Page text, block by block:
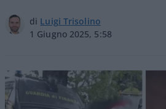
di Luigi Trisolino
1 Giugno 2025, 5:58